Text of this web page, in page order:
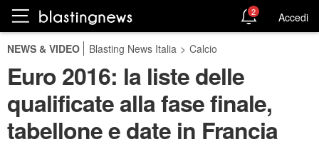
2 Accedi
NEWS & VIDEO Blasting News Italia > Calcio
Euro 2016: la liste delle
qualificate alla fase finale,
tabellone e date in Francia